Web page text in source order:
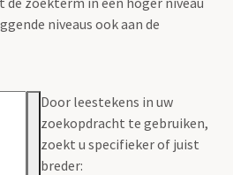
niveaus ook aan de
Door leestekens in uw
zoekopdracht te gebruiken,
zoekt u specifieker of juist
breder: